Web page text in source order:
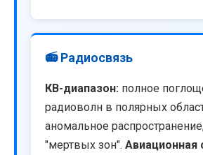
📻 Радиосвязь
КВ-диапазон: полное
радиоволн в полярных
аномальное
"мертвых зон". Авиационная